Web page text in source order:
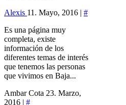
Alexis 11. Mayo, 2016 | #
Es una página muy
completa, existe
información de los
diferentes temas de interés
que tenemos las personas
que vivimos en Baja...
Ambar Cota 23. Marzo,
2016 | #